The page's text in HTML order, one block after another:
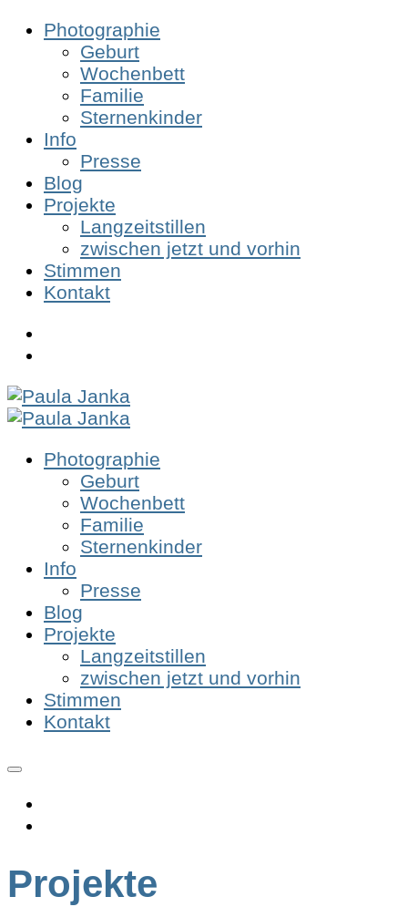
Photographie
Geburt
Wochenbett
Familie
Sternenkinder
Info
Presse
Blog
Projekte
Langzeitstillen
zwischen jetzt und vorhin
Stimmen
Kontakt
Photographie
Geburt
Wochenbett
Familie
Sternenkinder
Info
Presse
Blog
Projekte
Langzeitstillen
zwischen jetzt und vorhin
Stimmen
Kontakt
Projekte